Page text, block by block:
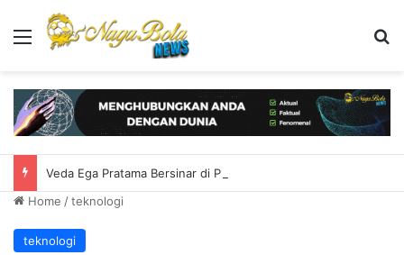
Menu
Home /teknologi
teknologi